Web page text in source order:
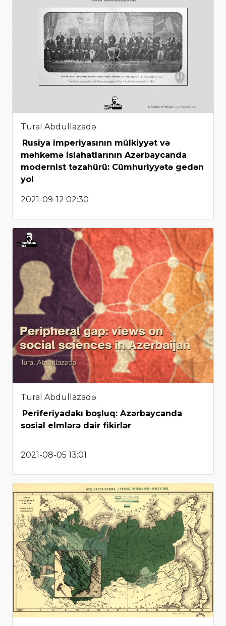
Tural Abdullazadə
Rusiya imperiyasının mülkiyyət və
məhkəmə islahatlarının Azərbaycanda
modernist təzahürü: Cümhuriyyətə gedən
yol
2021-09-12 02:30
Tural Abdullazadə
Periferiyadakı boşluq: Azərbaycanda
sosial elmlərə dair fikirlər
2021-08-05 13:01